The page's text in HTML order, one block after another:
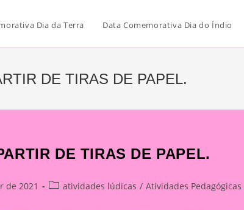
Dia da Terra Data Comemorativa Dia do Índio
DE TIRAS DE PAPEL.
DE TIRAS DE PAPEL.
de 2021
Postatividades lúdicas / Atividades Pedagógicas